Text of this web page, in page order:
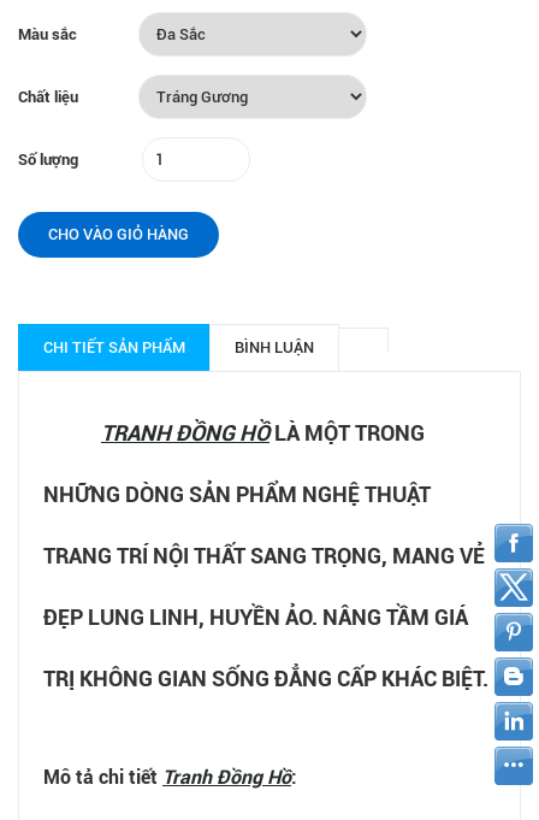
Màu sắc
Chất liệu
Số lượng
CHO VÀO GIỎ HÀNG
CHI TIẾT SẢN PHẨM BÌNH LUẬN
TRANH ĐỒNG HỒLÀ MỘT TRONG
NHỮNG DÒNG SẢN PHẨM NGHỆ THUẬT
TRANG TRÍ NỘI THẤT SANG TRỌNG, MANG VẺ
ĐẸP LUNG LINH, HUYỀN ẢO. NÂNG TẦM GIÁ
TRỊ KHÔNG GIAN SỐNG ĐẲNG CẤP KHÁC BIỆT.
Mô tả chi tiết TranhĐồng Hồ: